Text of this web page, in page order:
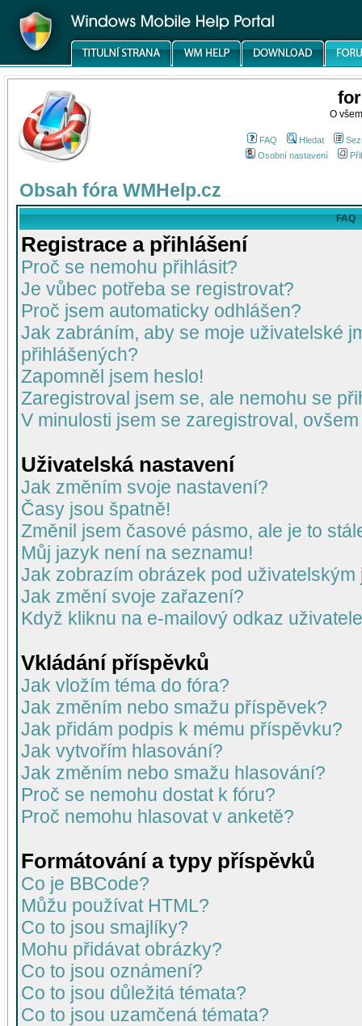
O
FAQ Hledat
Osobní nastavení
Obsah fóra WMHelp.cz
FAQ
Registrace a přihlášení
Proč se nemohu přihlásit?
Je vůbec potřeba se registrovat?
Proč jsem automaticky odhlášen?
Jak zabráním, aby se moje uživatelské
přihlášených?
Zapomněl jsem heslo!
Zaregistroval jsem se, ale nemohu se
V minulosti jsem se zaregistroval,
Uživatelská nastavení
Jak změním svoje nastavení?
Časy jsou špatně!
Změnil jsem časové pásmo, ale je to
Můj jazyk není na seznamu!
Jak zobrazím obrázek pod uživatelským
Jak změní svoje zařazení?
Když kliknu na e-mailový odkaz
Vkládání příspěvků
Jak vložím téma do fóra?
Jak změním nebo smažu příspěvek?
Jak přidám podpis k mému příspěvku?
Jak vytvořím hlasování?
Jak změním nebo smažu hlasování?
Proč se nemohu dostat k fóru?
Proč nemohu hlasovat v anketě?
Formátování a typy příspěvků
Co je BBCode?
Můžu používat HTML?
Co to jsou smajlíky?
Mohu přidávat obrázky?
Co to jsou oznámení?
Co to jsou důležitá témata?
Co to jsou uzamčená témata?